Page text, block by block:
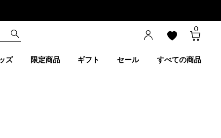
0
ズ 限定商品 ギフト セール すべての商品